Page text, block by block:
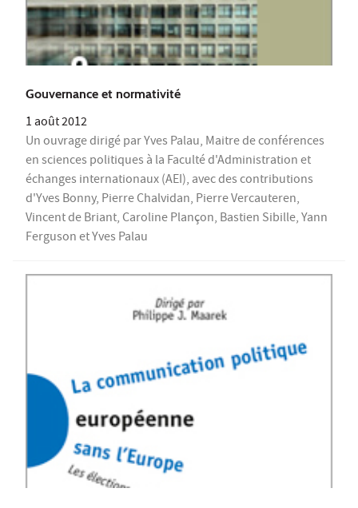
Gouvernance et normativité
1 août 2012
Un ouvrage dirigé par Yves Palau, Maitre de conférences
en sciences politiques à la Faculté d'Administration et
échanges internationaux (AEI), avec des contributions
d'Yves Bonny, Pierre Chalvidan, Pierre Vercauteren,
Vincent de Briant, Caroline Plançon, Bastien Sibille, Yann
Ferguson et Yves Palau